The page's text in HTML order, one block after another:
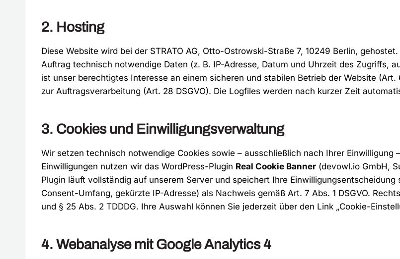
2. Hosting
Diese Website wird bei der STRATO AG, Otto-Ostrowski-Straße 7, 10249 Berlin,
Auftrag technisch notwendige Daten (z. B. IP-Adresse, Datum und Uhrzeit des Zugriffs,
ist unser berechtigtes Interesse an einem sicheren und stabilen Betrieb der Website (Art.
zur Auftragsverarbeitung (Art. 28 DSGVO). Die Logfiles werden nach kurzer Zeit
3. Cookies und Einwilligungsverwaltung
Wir setzen technisch notwendige Cookies sowie – ausschließlich nach Ihrer Einwilligung
Einwilligungen nutzen wir das WordPress-Plugin Real Cookie Banner (devowl.io GmbH,
Plugin läuft vollständig auf unserem Server und speichert Ihre
Consent-Umfang, gekürzte IP-Adresse) als Nachweis gemäß Art. 7 Abs. 1 DSGVO.
und § 25 Abs. 2 TDDDG. Ihre Auswahl können Sie jederzeit über den Link „Cookie-
4. Webanalyse mit Google Analytics 4